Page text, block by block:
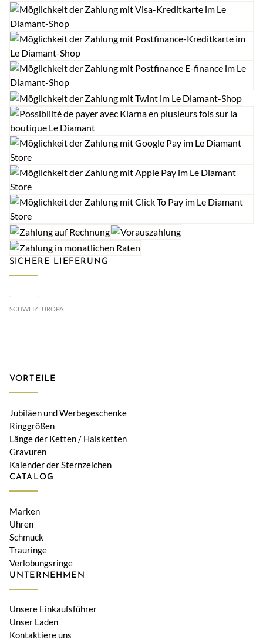
SICHERE LIEFERUNG
SCHWEIZEUROPA
VORTEILE
Jubiläen und Werbegeschenke
Ringgrößen
Länge der Ketten / Halsketten
Gravuren
Kalender der Sternzeichen
CATALOG
Marken
Uhren
Schmuck
Trauringe
Verlobungsringe
UNTERNEHMEN
Unsere Einkaufsführer
Unser Laden
Kontaktiere uns